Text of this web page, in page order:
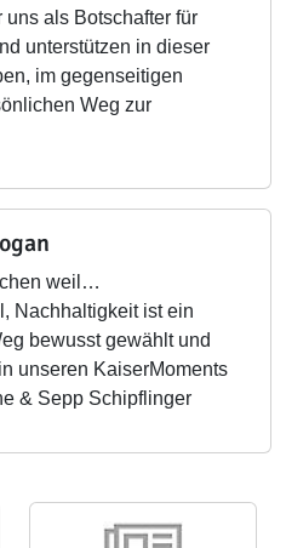
als Botschafter für
unterstützen in dieser
im gegenseitigen
Weg zur
weil…
Nachhaltigkeit ist ein
bewusst gewählt und
unseren KaiserMoments
& Sepp Schipflinger